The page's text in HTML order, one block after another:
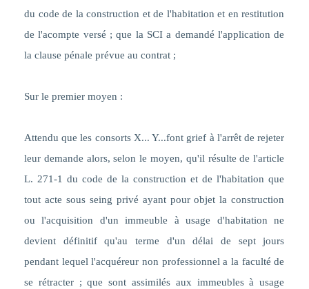
du code de la construction et de l'habitation et en restitution
de l'acompte versé ; que la SCI a demandé l'application de
la clause pénale prévue au contrat;
Sur le premier moyen :
Attendu que les consorts X... Y...font grief à l'arrêt de rejeter
leur demande alors, selon le moyen, qu'il résulte de l'article
L. 271-1 du code de la construction et de l'habitation que
tout acte sous seing privé ayant pour objet la construction
ou l'acquisition d'un immeuble à usage d'habitation ne
devient définitif qu'au terme d'un délai de sept jours
pendant lequel l'acquéreur non professionnel a la faculté de
se rétracter ; que sont assimilés aux immeubles à usage